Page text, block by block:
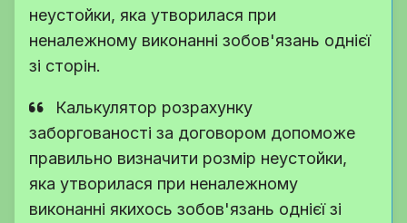
неустойки, яка утворилася при
неналежному виконанні зобов'язань однієї
зі сторін.
Калькулятор розрахунку
заборгованості за договором допоможе
правильно визначити розмір неустойки,
яка утворилася при неналежному
виконанні якихось зобов'язань однієї зі